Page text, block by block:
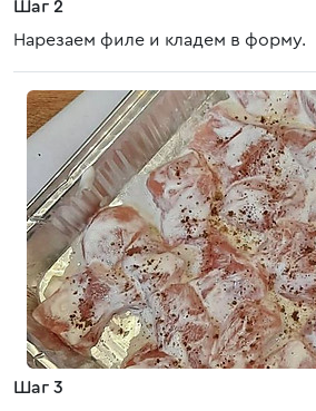
Шаг 2
Нарезаем филе и кладем в форму.
Шаг 3